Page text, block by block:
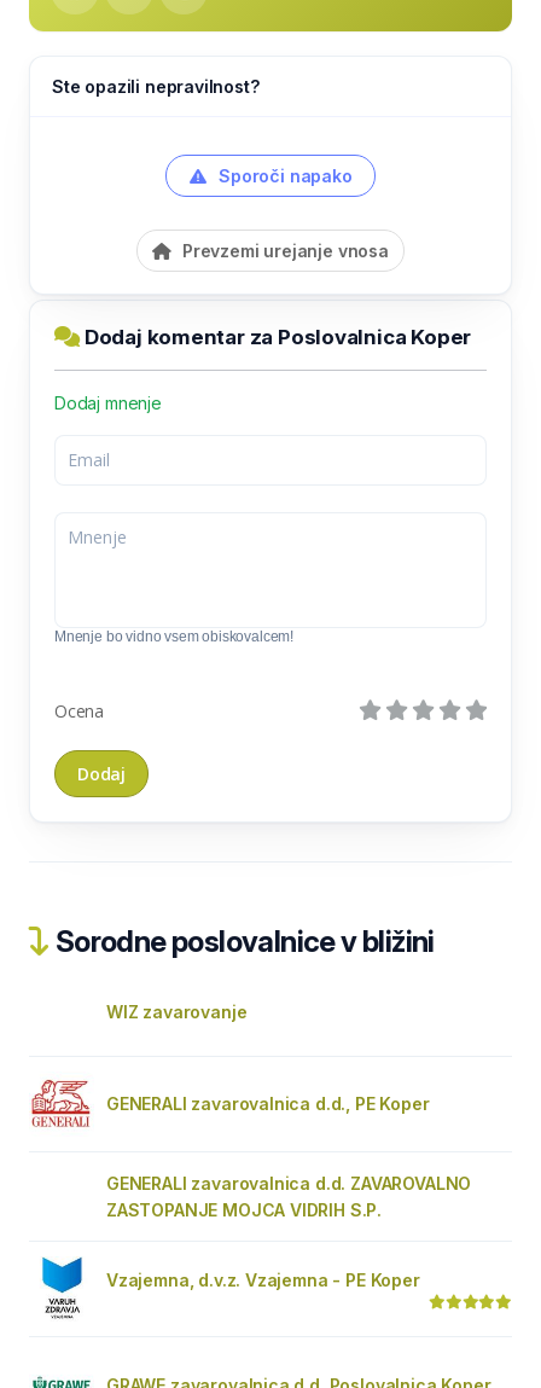
Ste opazili nepravilnost?
Sporoči napako
Prevzemi urejanje vnosa
Dodaj komentar za Poslovalnica Koper
Dodaj mnenje
Mnenje bo vidno vsem obiskovalcem!
Ocena
Sorodne poslovalnice v bližini
WIZ zavarovanje
GENERALI zavarovalnica d.d., PE Koper
GENERALI zavarovalnica d.d. ZAVAROVALNO
ZASTOPANJE MOJCA VIDRIH S.P.
Vzajemna, d.v.z. Vzajemna - PE Koper